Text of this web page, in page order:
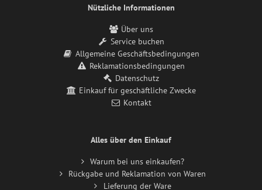
Nützliche Informationen
Über uns
Service buchen
Allgemeine Geschäftsbedingungen
Reklamationsbedingungen
Datenschutz
Einkauf für geschäftliche Zwecke
Kontakt
Alles über den Einkauf
Warum bei uns einkaufen?
Rückgabe und Reklamation von Waren
Lieferung der Ware